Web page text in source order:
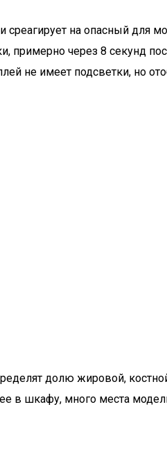
среагирует на опасный для
примерно через 8 секунд
не имеет подсветки, но
долю жировой,
в шкафу, много места